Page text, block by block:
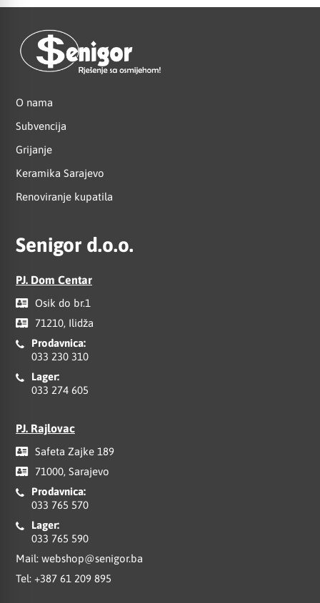
O nama
Subvencija
Grijanje
Keramika Sarajevo
Renoviranje kupatila
Senigor d.o.o.
PJ. Dom Centar
Osik do br.1
71210, Ilidža
Prodavnica:
033 230 310
Lager:
033 274 605
PJ. Rajlovac
Safeta Zajke 189
71000, Sarajevo
Prodavnica:
033 765 570
Lager:
033 765 590
Mail: webshop@senigor.ba
Tel: +387 61 209 895